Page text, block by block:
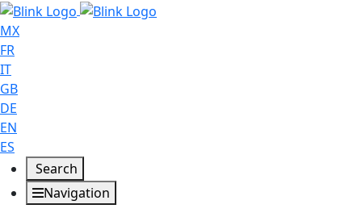
MX
FR
IT
GB
DE
EN
ES
Search
Navigation